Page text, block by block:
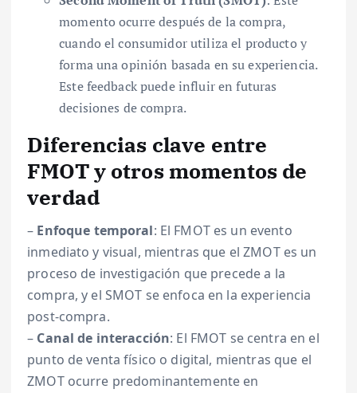
momento ocurre después de la compra,
cuando el consumidor utiliza el producto y
forma una opinión basada en su experiencia.
Este feedback puede influir en futuras
decisiones de compra.
Diferencias clave entre
FMOT y otros momentos de
verdad
– Enfoque temporal: El FMOT es un evento
inmediato y visual, mientras que el ZMOT es un
proceso de investigación que precede a la
compra, y el SMOT se enfoca en la experiencia
post-compra.
– Canal de interacción: El FMOT se centra en el
punto de venta físico o digital, mientras que el
ZMOT ocurre predominantemente en